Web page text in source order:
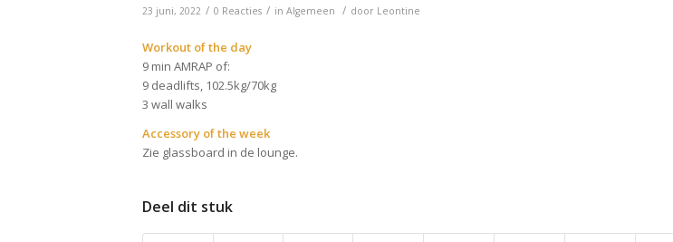
23 juni, 2022 / 0 Reacties / in Algemeen / door Leontine
Workout of the day
9 min AMRAP of:
9 deadlifts, 102.5kg/70kg
3 wall walks
Accessory of the week
Zie glassboard in de lounge.
Deel dit stuk